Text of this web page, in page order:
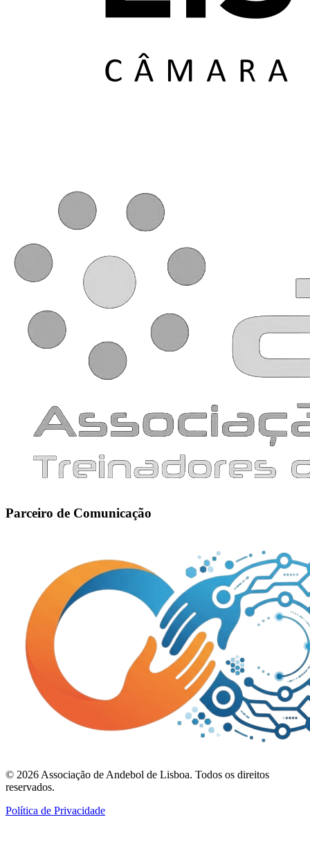
Parceiro de Comunicação
© 2026 Associação de Andebol de Lisboa. Todos os direitos
reservados.
Política de Privacidade